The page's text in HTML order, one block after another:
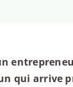
qui arrive